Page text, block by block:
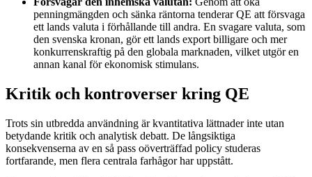
penningmängden och sänka räntorna tenderar QE att försvaga
ett lands valuta i förhållande till andra. En svagare valuta, som
den svenska kronan, gör ett lands export billigare och mer
konkurrenskraftig på den globala marknaden, vilket utgör en
annan kanal för ekonomisk stimulans.
Kritik och kontroverser kring QE
Trots sin utbredda användning är kvantitativa lättnader inte utan
betydande kritik och analytisk debatt. De långsiktiga
konsekvenserna av en så pass oöverträffad policy studeras
fortfarande, men flera centrala farhågor har uppstått.